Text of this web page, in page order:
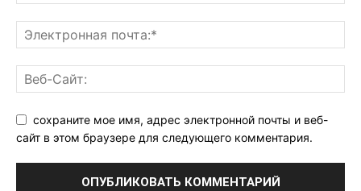
сохраните мое имя, адрес электронной почты и веб-
сайт в этом браузере для следующего комментария.